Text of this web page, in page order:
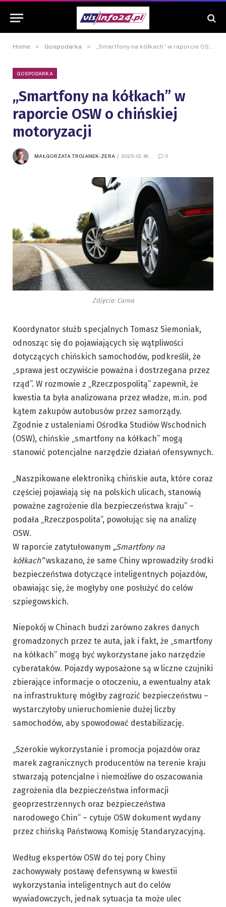
Home » Gospodarka » „Smartfony na kółkach” w raporcie OSW o chińskiej motoryzacji
GOSPODARKA
„Smartfony na kółkach” w
raporcie OSW o chińskiej
motoryzacji
MAŁGORZATA TROJANEK-ZERA 2025-12-18 0
Zdjęcie: Canva
Koordynator służb specjalnych Tomasz Siemoniak,
odnosząc się do pojawiających się wątpliwości
dotyczących chińskich samochodów, podkreślił, że
„sprawa jest oczywiście poważna i dostrzegana przez
rząd”. W rozmowie z „Rzeczpospolitą” zapewnił, że
kwestia ta była analizowana przez władze, m.in. pod
kątem zakupów autobusów przez samorządy.
Zgodnie z ustaleniami Ośrodka Studiów Wschodnich
(OSW), chińskie „smartfony na kółkach” mogą
stanowić potencjalne narzędzie działań ofensywnych.
„Naszpikowane elektroniką chińskie auta, które coraz
częściej pojawiają się na polskich ulicach, stanowią
poważne zagrożenie dla bezpieczeństwa kraju” –
podała „Rzeczpospolita”, powołując się na analizę
OSW.
W raporcie zatytułowanym „Smartfony na
kółkach”wskazano, że same Chiny wprowadziły środki
bezpieczeństwa dotyczące inteligentnych pojazdów,
obawiając się, że mogłyby one posłużyć do celów
szpiegowskich.
Niepokój w Chinach budzi zarówno zakres danych
gromadzonych przez te auta, jak i fakt, że „smartfony
na kółkach” mogą być wykorzystane jako narzędzie
cyberataków. Pojazdy wyposażone są w liczne czujniki
zbierające informacje o otoczeniu, a ewentualny atak
na infrastrukturę mógłby zagrozić bezpieczeństwu –
wystarczyłoby unieruchomienie dużej liczby
samochodów, aby spowodować destabilizację.
„Szerokie wykorzystanie i promocja pojazdów oraz
marek zagranicznych producentów na terenie kraju
stwarzają potencjalne i niemożliwe do oszacowania
zagrożenia dla bezpieczeństwa informacji
geoprzestrzennych oraz bezpieczeństwa
narodowego Chin” – cytuje OSW dokument wydany
przez chińską Państwową Komisję Standaryzacyjną.
Według ekspertów OSW do tej pory Chiny
zachowywały postawę defensywną w kwestii
wykorzystania inteligentnych aut do celów
wywiadowczych, jednak sytuacja ta może ulec